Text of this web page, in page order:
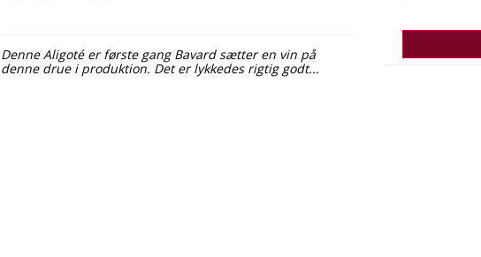
Denne Aligoté er første gang Bavard sætter en vin på
denne drue i produktion. Det er lykkedes rigtig godt...